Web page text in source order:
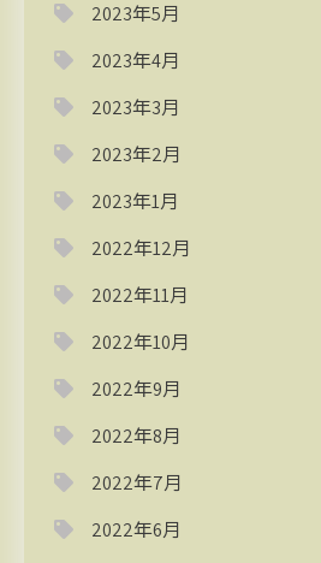
2023年5月
2023年4月
2023年3月
2023年2月
2023年1月
2022年12月
2022年11月
2022年10月
2022年9月
2022年8月
2022年7月
2022年6月